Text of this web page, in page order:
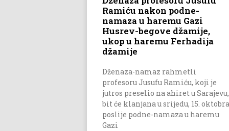
Ramiću nakon podne-
namaza u haremu Gazi
Husrev-begove džamije,
ukop u haremu Ferhadija
džamije
Dženaza-namaz rahmetli
profesoru Jusufu Ramiću, koji je
jutros preselio na ahiret u Sarajevu,
bit će klanjana u srijedu, 15.
poslije podne-namaza u haremu
Gazi